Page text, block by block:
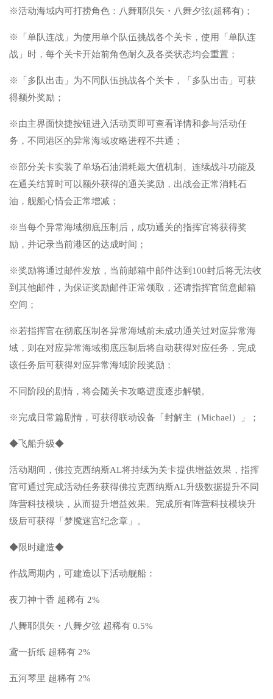
※活动海域内可打捞角色：八舞耶倶矢・八舞夕弦(超稀有)；
※「单队连战」为使用单个队伍挑战各个关卡，使用「单队连
战」时，每个关卡开始前角色耐久及各类状态均会重置；
※「多队出击」为不同队伍挑战各个关卡，「多队出击」可获
得额外奖励；
※由主界面快捷按钮进入活动页即可查看详情和参与活动任
务，不同港区的异常海域攻略进程不共通；
※部分关卡实装了单场石油消耗最大值机制、连续战斗功能及
在通关结算时可以额外获得的通关奖励，出战会正常消耗石
油，舰船心情会正常增减；
※当每个异常海域彻底压制后，成功通关的指挥官将获得奖
励，并记录当前港区的达成时间；
※奖励将通过邮件发放，当前邮箱中邮件达到100封后将无法收
到其他邮件，为保证奖励邮件正常领取，还请指挥官留意邮箱
空间；
※若指挥官在彻底压制各异常海域前未成功通关过对应异常海
域，则在对应异常海域彻底压制后将自动获得对应任务，完成
该任务后可获得对应异常海域阶段奖励；
不同阶段的剧情，将会随关卡攻略进度逐步解锁。
※完成日常篇剧情，可获得联动设备「封解主（Michael）」；
◆飞船升级◆
活动期间，佛拉克西纳斯AL将持续为关卡提供增益效果，指挥
官可通过完成活动任务获得佛拉克西纳斯AL升级数据提升不同
阵营科技模块，从而提升增益效果。完成所有阵营科技模块升
级后可获得「梦魇迷宫纪念章」。
◆限时建造◆
作战周期内，可建造以下活动舰船：
夜刀神十香 超稀有 2%
八舞耶倶矢・八舞夕弦 超稀有 0.5%
鸢一折纸 超稀有 2%
五河琴里 超稀有 2%